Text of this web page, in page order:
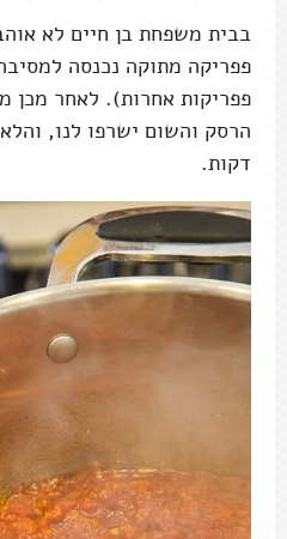
בבית משפחת בן חיים לא
פפריקה מתוקה נכנסה
פפריקות אחרות). לאחר מכן
דקות.